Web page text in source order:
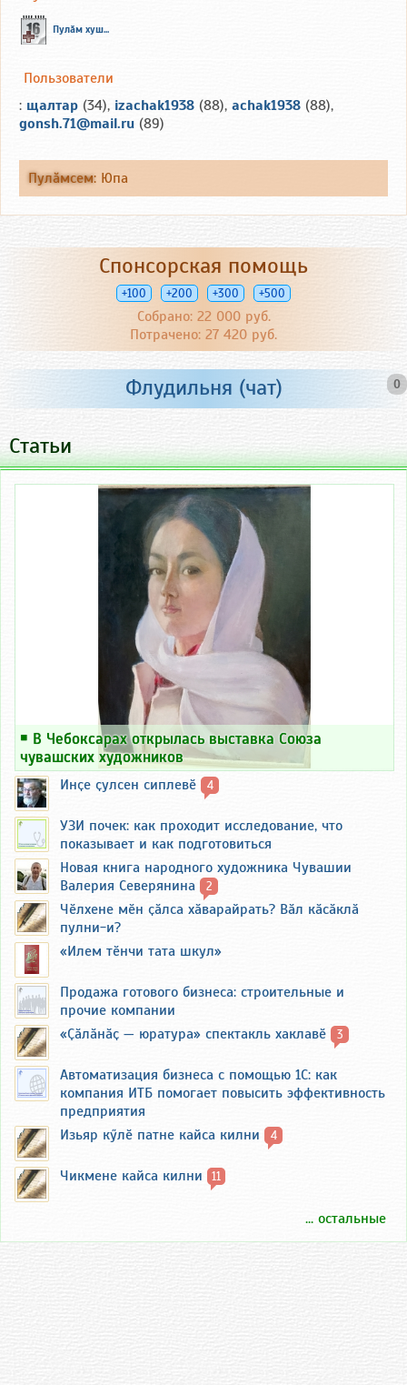
Пулăм хуш...
Пользователи
: щалтар (34), izachak1938 (88), achak1938 (88),
gonsh.71@mail.ru (89)
Пулăмсем: Юпа
Спонсорская помощь
+100 +200 +300 +500
Собрано: 22 000 руб.
Потрачено: 27 420 руб.
0
Флудильня (чат)
Статьи
￭ В Чебоксарах открылась выставка Союза
чувашских художников
Инҫе ҫулсен сиплевӗ 4
УЗИ почек: как проходит исследование, что
показывает и как подготовиться
Новая книга народного художника Чувашии
Валерия Северянина
2
Чӗлхене мӗн ҫӑлса хӑварайрать? Вӑл кӑсӑклӑ
пулни-и?
«Илем тӗнчи тата шкул»
Продажа готового бизнеса: строительные и
прочие компании
«Ҫӑлӑнӑҫ — юратура» спектакль хаклавӗ
3
Автоматизация бизнеса с помощью 1С: как
компания ИТБ помогает повысить эффективность
предприятия
Изьяр кӳлӗ патне кайса килни
4
Чикмене кайса килни 11
... остальные